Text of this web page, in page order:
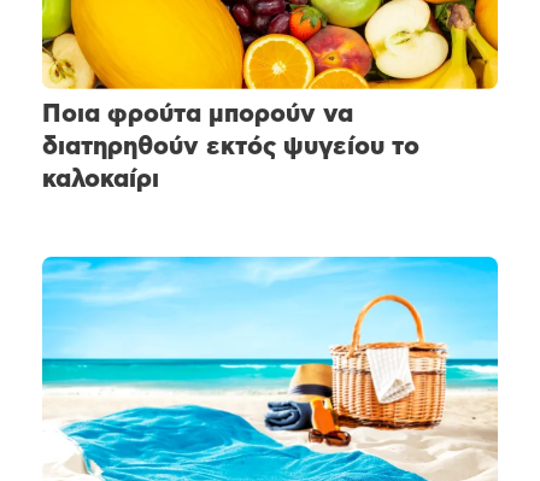
Ποια φρούτα μπορούν να
διατηρηθούν εκτός ψυγείου το
καλοκαίρι